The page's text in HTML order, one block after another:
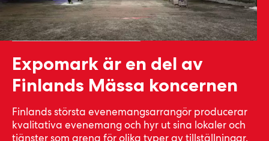
Expomark är en del av
Finlands Mässa koncernen
Finlands största evenemangsarrangör producerar
kvalitativa evenemang och hyr ut sina lokaler och
tjänster som arena för olika typer av tillställningar.